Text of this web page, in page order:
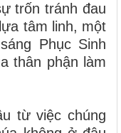
trốn tránh đau
tâm linh, một
Phục Sinh
thân phận làm
từ việc chúng